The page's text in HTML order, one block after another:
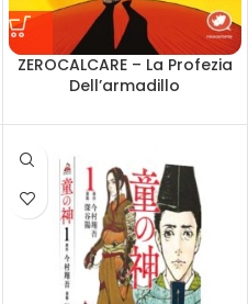
ZEROCALCARE – La Profezia
Dell’armadillo